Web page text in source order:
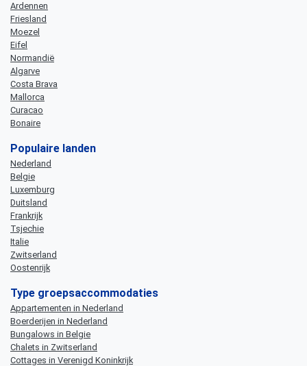
Ardennen
Friesland
Moezel
Eifel
Normandië
Algarve
Costa Brava
Mallorca
Curacao
Bonaire
Populaire landen
Nederland
Belgie
Luxemburg
Duitsland
Frankrijk
Tsjechie
Italie
Zwitserland
Oostenrijk
Type groepsaccommodaties
Appartementen in Nederland
Boerderijen in Nederland
Bungalows in Belgie
Chalets in Zwitserland
Cottages in Verenigd Koninkrijk